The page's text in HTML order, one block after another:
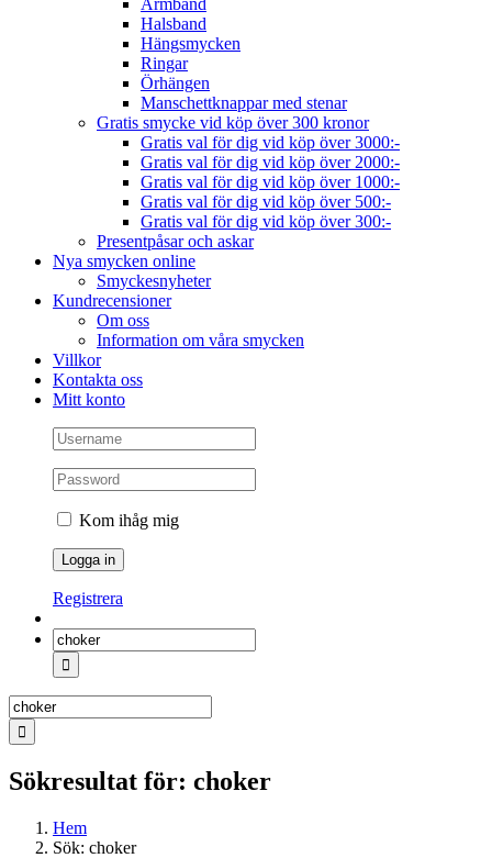
Armband
Halsband
Hängsmycken
Ringar
Örhängen
Manschettknappar med stenar
Gratis smycke vid köp över 300 kronor
Gratis val för dig vid köp över 3000:-
Gratis val för dig vid köp över 2000:-
Gratis val för dig vid köp över 1000:-
Gratis val för dig vid köp över 500:-
Gratis val för dig vid köp över 300:-
Presentpåsar och askar
Nya smycken online
Smyckesnyheter
Kundrecensioner
Om oss
Information om våra smycken
Villkor
Kontakta oss
Mitt konto
Kom ihåg mig
Registrera
Sök
efter:
Sök
efter:
Sökresultat för: choker
Hem
Sök: choker